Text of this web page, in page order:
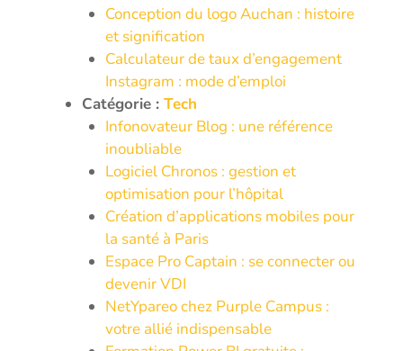
Conception du logo Auchan : histoire
et signification
Calculateur de taux d’engagement
Instagram : mode d’emploi
Catégorie : Tech
Infonovateur Blog : une référence
inoubliable
Logiciel Chronos : gestion et
optimisation pour l’hôpital
Création d’applications mobiles pour
la santé à Paris
Espace Pro Captain : se connecter ou
devenir VDI
NetYpareo chez Purple Campus :
votre allié indispensable